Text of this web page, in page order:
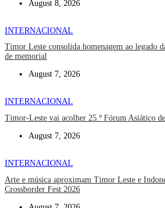
August 8, 2026
INTERNACIONAL
Timor Leste consolida homenagem ao legado
de memorial
August 7, 2026
INTERNACIONAL
Timor-Leste vai acolher 25.º Fórum Asiático
August 7, 2026
INTERNACIONAL
Arte e música aproximam Timor Leste e
Crossborder Fest 2026